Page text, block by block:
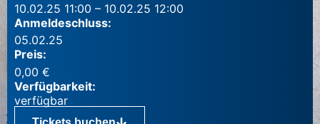
10.02.25 11:00 – 10.02.25 12:00
Anmeldeschluss:
05.02.25
Preis:
0,00 €
Verfügbarkeit: